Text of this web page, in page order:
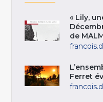
« Lily,
de
Ferret